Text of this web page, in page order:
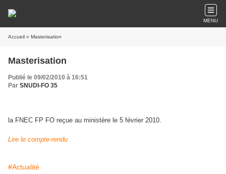
MENU
Accueil » Masterisation
Masterisation
Publié le 09/02/2010 à 16:51
Par SNUDI-FO 35
la FNEC FP FO reçue au ministère le 5 février 2010.
Lire le compte-rendu
#Actualité